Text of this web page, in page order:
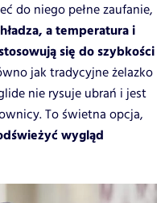
do niego pełne zaufanie,
a temperatura i
się do szybkości
jak tradycyjne żelazko
nie rysuje ubrań i jest
To świetna opcja,
wygląd